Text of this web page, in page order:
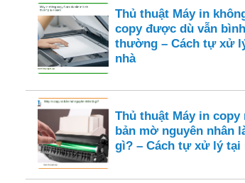
Thủ thuật Máy in
copy được dù vẫn bình
thường – Cách tự xử
nhà
Thủ thuật Máy in copy
bản mờ nguyên nhân
gì? – Cách tự xử lý tại